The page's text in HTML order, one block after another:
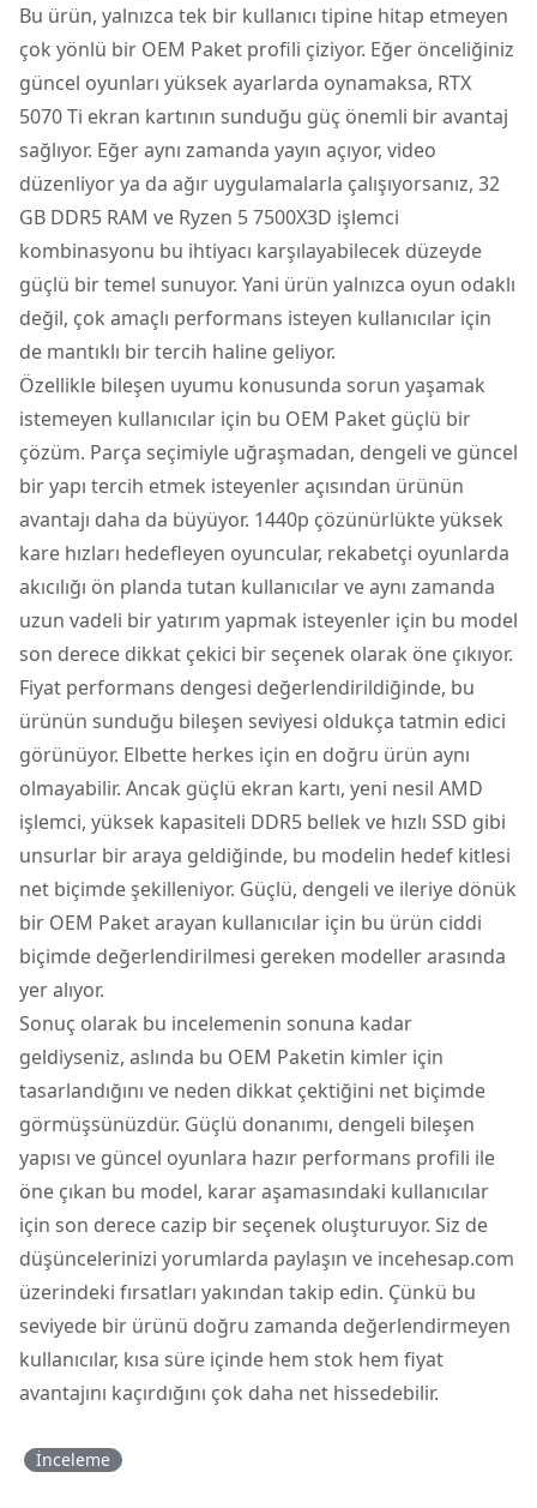
Bu ürün, yalnızca tek bir kullanıcı tipine hitap etmeyen
çok yönlü bir OEM Paket profili çiziyor. Eğer önceliğiniz
güncel oyunları yüksek ayarlarda oynamaksa, RTX
5070 Ti ekran kartının sunduğu güç önemli bir avantaj
sağlıyor. Eğer aynı zamanda yayın açıyor, video
düzenliyor ya da ağır uygulamalarla çalışıyorsanız, 32
GB DDR5 RAM ve Ryzen 5 7500X3D işlemci
kombinasyonu bu ihtiyacı karşılayabilecek düzeyde
güçlü bir temel sunuyor. Yani ürün yalnızca oyun odaklı
değil, çok amaçlı performans isteyen kullanıcılar için
de mantıklı bir tercih haline geliyor.
Özellikle bileşen uyumu konusunda sorun yaşamak
istemeyen kullanıcılar için bu OEM Paket güçlü bir
çözüm. Parça seçimiyle uğraşmadan, dengeli ve güncel
bir yapı tercih etmek isteyenler açısından ürünün
avantajı daha da büyüyor. 1440p çözünürlükte yüksek
kare hızları hedefleyen oyuncular, rekabetçi oyunlarda
akıcılığı ön planda tutan kullanıcılar ve aynı zamanda
uzun vadeli bir yatırım yapmak isteyenler için bu model
son derece dikkat çekici bir seçenek olarak öne çıkıyor.
Fiyat performans dengesi değerlendirildiğinde, bu
ürünün sunduğu bileşen seviyesi oldukça tatmin edici
görünüyor. Elbette herkes için en doğru ürün aynı
olmayabilir. Ancak güçlü ekran kartı, yeni nesil AMD
işlemci, yüksek kapasiteli DDR5 bellek ve hızlı SSD gibi
unsurlar bir araya geldiğinde, bu modelin hedef kitlesi
net biçimde şekilleniyor. Güçlü, dengeli ve ileriye dönük
bir OEM Paket arayan kullanıcılar için bu ürün ciddi
biçimde değerlendirilmesi gereken modeller arasında
yer alıyor.
Sonuç olarak bu incelemenin sonuna kadar
geldiyseniz, aslında bu OEM Paketin kimler için
tasarlandığını ve neden dikkat çektiğini net biçimde
görmüşsünüzdür. Güçlü donanımı, dengeli bileşen
yapısı ve güncel oyunlara hazır performans profili ile
öne çıkan bu model, karar aşamasındaki kullanıcılar
için son derece cazip bir seçenek oluşturuyor. Siz de
düşüncelerinizi yorumlarda paylaşın ve incehesap.com
üzerindeki fırsatları yakından takip edin. Çünkü bu
seviyede bir ürünü doğru zamanda değerlendirmeyen
kullanıcılar, kısa süre içinde hem stok hem fiyat
avantajını kaçırdığını çok daha net hissedebilir.
İnceleme